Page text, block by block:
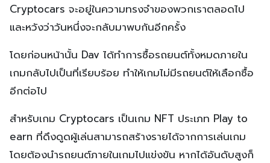
Cryptocars จะอยู่ในความทรงจำของพวกเราตลอดไป
และหวังว่าวันหนึ่งจะกลับมาพบกันอีกครั้ง
โดยก่อนหน้านั้น Dav ได้ทำการซื้อรถยนต์ทั้งหมดภายใน
เกมกลับไปเป็นที่เรียบร้อย ทำให้เกมไม่มีรถยนต์ให้เลือกซื้อ
อีกต่อไป
สำหรับเกม Cryptocars เป็นเกม NFT ประเภท Play to
earn ที่ดึงดูดผู้เล่นสามารถสร้างรายได้จากการเล่นเกม
โดยต้องนำรถยนต์ภายในเกมไปแข่งขัน หากได้อันดับสูงก็